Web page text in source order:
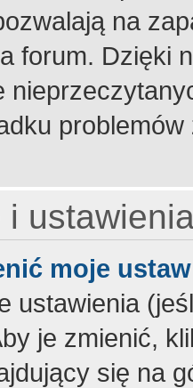
na
forum. Dzięki
i
moje
ustawienia
je zmienić,
się na